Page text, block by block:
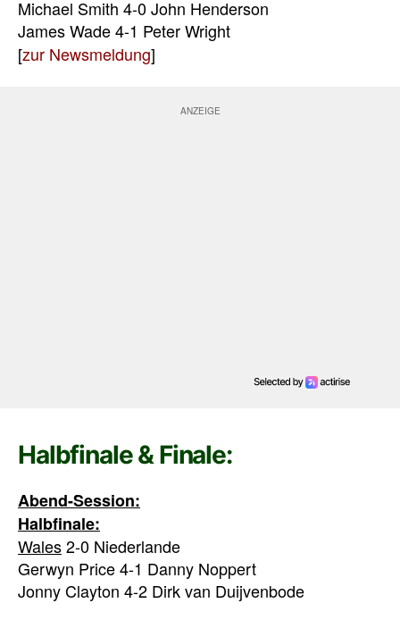
Michael Smith 4-0 John Henderson
James Wade 4-1 Peter Wright
[zur Newsmeldung]
Halbfinale & Finale:
Abend-Session:
Halbfinale:
Wales2-0 Niederlande
Gerwyn Price 4-1 Danny Noppert
Jonny Clayton 4-2 Dirk van Duijvenbode